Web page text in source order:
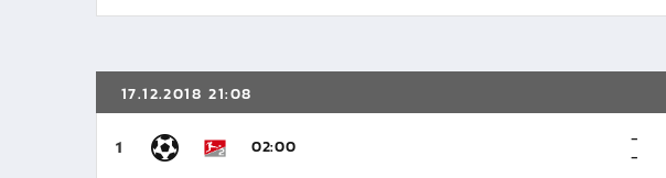
17.12.2018 21:08
1 02:00
-
-